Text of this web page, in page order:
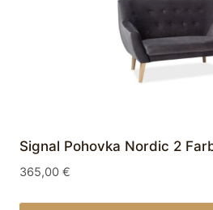
Signal Pohovka Nordic 2
365,00 €